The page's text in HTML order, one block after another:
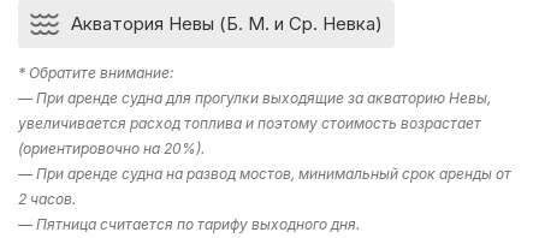
Акватория Невы (Б. М. и Ср. Невка)
* Обратите внимание:
— При аренде судна для прогулки выходящие за акваторию Невы,
увеличивается расход топлива и поэтому стоимость возрастает
(ориентировочно на 20%).
— При аренде судна на развод мостов, минимальный срок аренды от
2 часов.
— Пятница считается по тарифу выходного дня.